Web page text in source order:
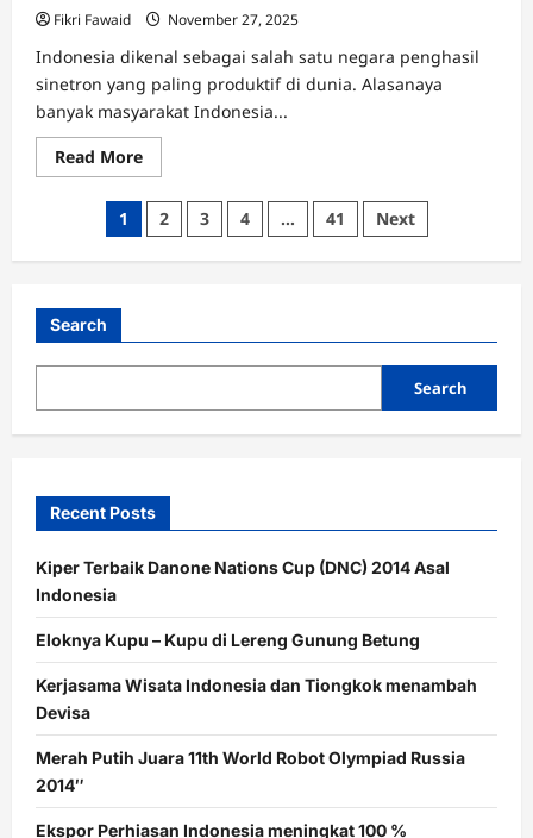
Fikri Fawaid November 27, 2025
Indonesia dikenal sebagai salah satu negara penghasil
sinetron yang paling produktif di dunia. Alasanaya
banyak masyarakat Indonesia...
Read MoreRead
more
“Tukang
Bubur
Naik
Haji”
Posts
pagination
1 2 3 4 … 41 Next
Search
Search
Recent Posts
Kiper Terbaik Danone Nations Cup (DNC) 2014 Asal
Indonesia
Eloknya Kupu – Kupu di Lereng Gunung Betung
Kerjasama Wisata Indonesia dan Tiongkok menambah
Devisa
Merah Putih Juara 11th World Robot Olympiad Russia
2014″
Ekspor Perhiasan Indonesia meningkat 100 %